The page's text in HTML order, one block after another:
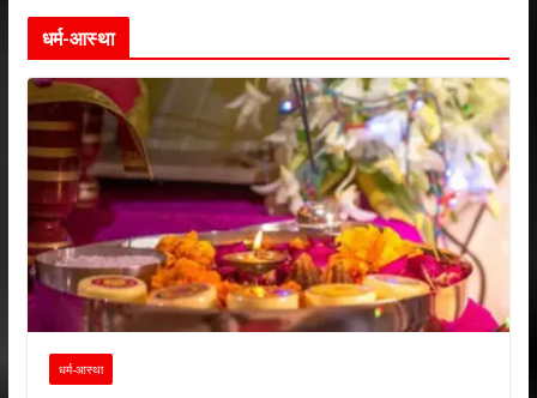
धर्म-आस्था
धर्म-आस्था